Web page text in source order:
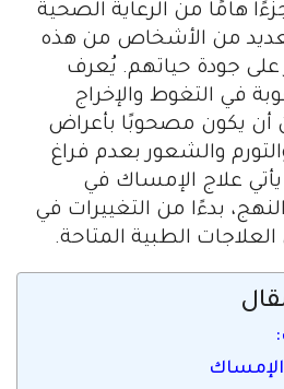
هامًا من الرعاية الصحية
من الأشخاص من هذه
على جودة حياتهم. يُعرف
في التغوط والإخراج
أن يكون مصحوبًا بأعراض
والشعور بعدم فراغ
علاج الإمساك في
بدءًا من التغييرات في
الطبية المتاحة.